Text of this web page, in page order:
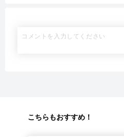
こちらもおすすめ！